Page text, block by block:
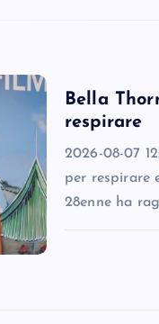
Bella
respirare
2026-08-07
per respirare
28enne ha